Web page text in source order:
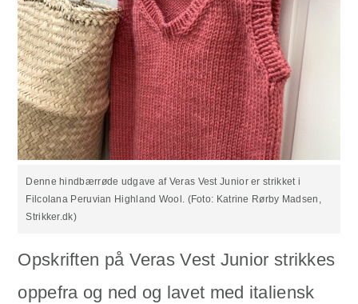
Denne hindbærrøde udgave af Veras Vest Junior er strikket i
Filcolana Peruvian Highland Wool. (Foto: Katrine Rørby Madsen,
Strikker.dk)
Opskriften på Veras Vest Junior strikkes
oppefra og ned og lavet med italiensk